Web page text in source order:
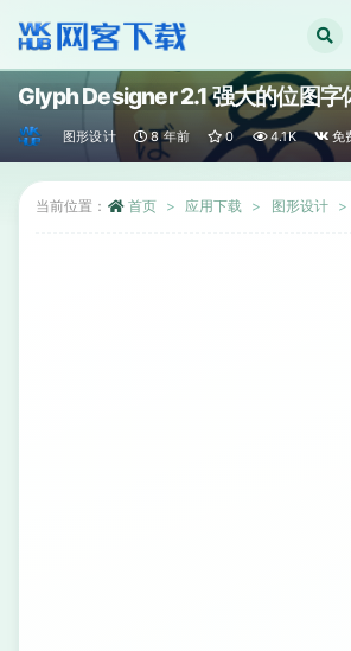
Glyph Designer 2.1 强大的位图字
图形设计 8 年前 0 4.1K 免
当前位置： 首页 应用下载 图形设计
全部